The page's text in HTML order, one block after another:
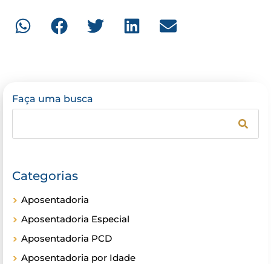
Faça uma busca
Categorias
Aposentadoria
Aposentadoria Especial
Aposentadoria PCD
Aposentadoria por Idade